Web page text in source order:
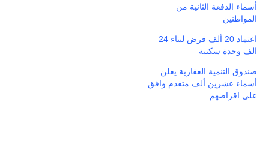
أسماء الدفعة الثانية من
المواطنين
اعتماد 20 ألف قرض لبناء 24
الف وحدة سكنية
صندوق التنمية العقارية يعلن
أسماء عشرين ألف متقدم وافق
على اقراضهم